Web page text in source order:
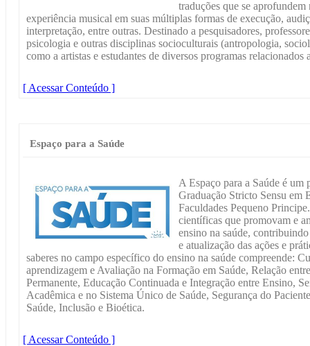
traduções que se
experiência musical em suas múltiplas formas de execução,
interpretação, entre outras. Destinado a pesquisadores,
psicologia e outras disciplinas socioculturais (antropologia,
como a artistas e estudantes de diversos programas relacionados
[ Acessar Conteúdo ]
Espaço para a Saúde
A Espaço para a Saúde é
Graduação Stricto Sensu em
Faculdades Pequeno
científicas que promovam e
ensino na saúde,
e atualização das ações e
saberes no campo específico do ensino na saúde compreende:
aprendizagem e Avaliação na Formação em Saúde, Relação
Permanente, Educação Continuada e Integração entre Ensino,
Acadêmica e no Sistema Único de Saúde, Segurança do
Saúde, Inclusão e Bioética.
[ Acessar Conteúdo ]